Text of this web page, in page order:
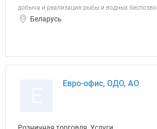
добыча и реализация рыбы и водных
Беларусь
Евро-офис, ОДО, АО